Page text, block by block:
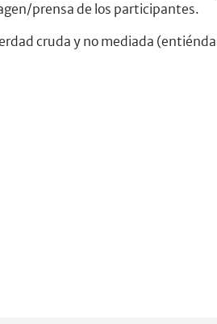
prensa de los participantes.
cruda y no mediada